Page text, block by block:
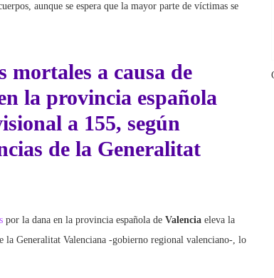
aunque se espera que la mayor parte de víctimas se
a causa de
la provincia española
a 155, según
de la Generalitat
por la dana en la provincia española de Valencia eleva la
la Generalitat Valenciana -gobierno regional valenciano-, lo